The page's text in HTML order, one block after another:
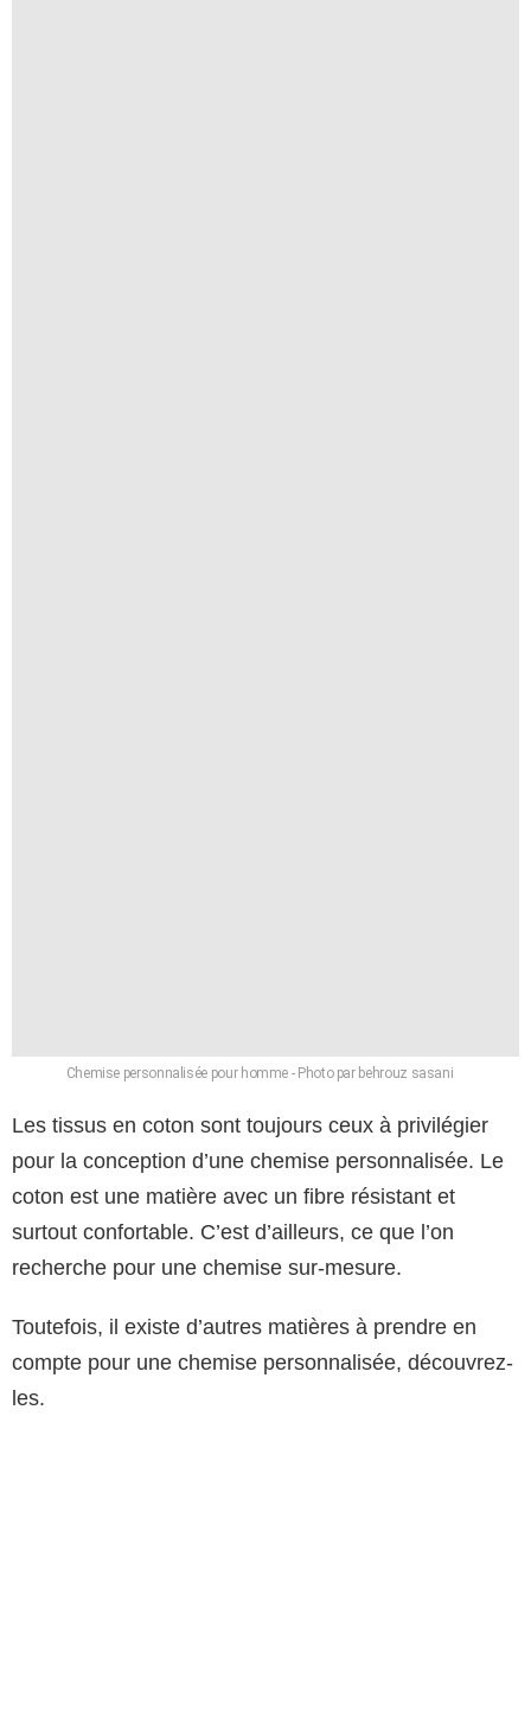
Chemise personnalisée pour homme - Photo par behrouz sasani
Les tissus en coton sont toujours ceux à privilégier
pour la conception d’une chemise personnalisée. Le
coton est une matière avec un fibre résistant et
surtout confortable. C’est d’ailleurs, ce que l’on
recherche pour une chemise sur-mesure.
Toutefois, il existe d’autres matières à prendre en
compte pour une chemise personnalisée, découvrez-
les.